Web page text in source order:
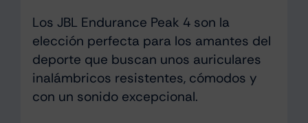
Los JBL Endurance Peak 4 son la
elección perfecta para los amantes del
deporte que buscan unos auriculares
inalámbricos resistentes, cómodos y
con un sonido excepcional.